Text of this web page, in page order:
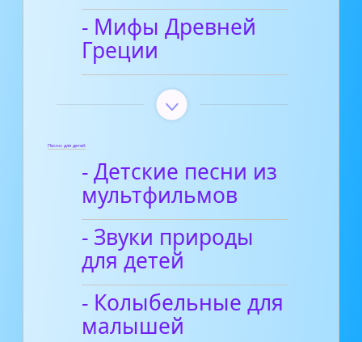
- Мифы Древней
Греции
Песни для детей
- Детские песни из
мультфильмов
- Звуки природы
для детей
- Колыбельные для
малышей